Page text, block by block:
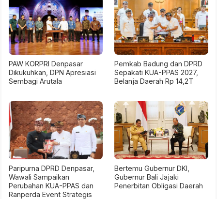
PAW KORPRI Denpasar
Dikukuhkan, DPN Apresiasi
Sembagi Arutala
Pemkab Badung dan DPRD
Sepakati KUA-PPAS 2027,
Belanja Daerah Rp 14,2T
Paripurna DPRD Denpasar,
Wawali Sampaikan
Perubahan KUA-PPAS dan
Ranperda Event Strategis
Bertemu Gubernur DKI,
Gubernur Bali Jajaki
Penerbitan Obligasi Daerah